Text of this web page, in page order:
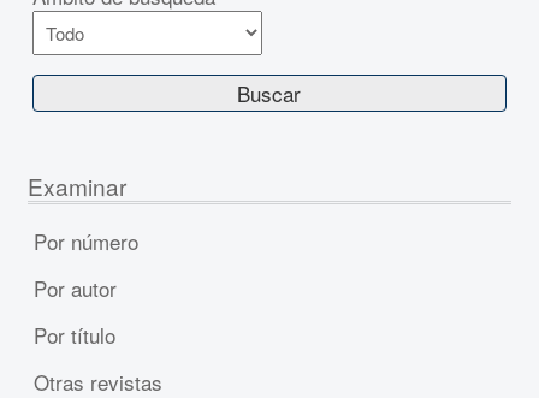
Examinar
Por número
Por autor
Por título
Otras revistas